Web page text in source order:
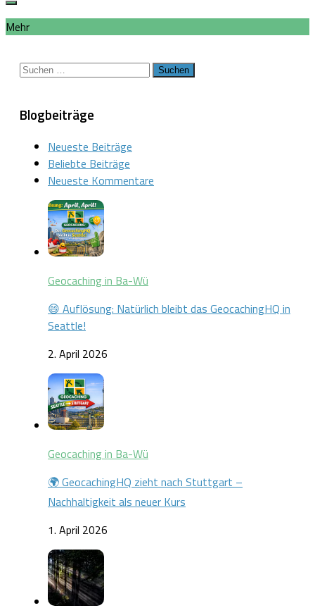
Mehr
Suchen
Blogbeiträge
Neueste Beiträge
Beliebte Beiträge
Neueste Kommentare
Geocaching in Ba-Wü
😄 Auflösung: Natürlich bleibt das GeocachingHQ in
Seattle!
2. April 2026
Geocaching in Ba-Wü
🌍 GeocachingHQ zieht nach Stuttgart –
Nachhaltigkeit als neuer Kurs
1. April 2026